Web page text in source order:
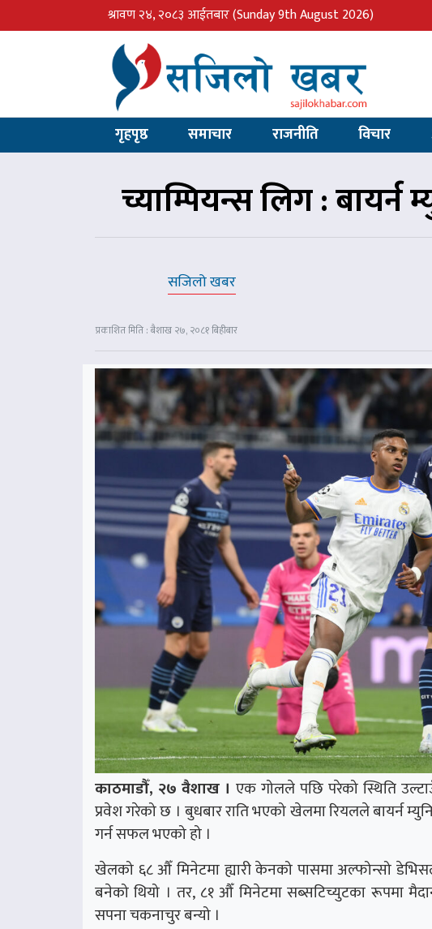
श्रावण २४, २०८३ आईतबार(Sunday 9th August 2026)
गृहपृष्ठ समाचार राजनीति विचार
च्याम्पियन्स लिग : बायर्न
सजिलो खबर
प्रकाशित मिति : बैशाख २७, २०८१ बिहीबार
काठमाडौँ, २७ वैशाख । एक गोलले पछि परेको स्थिति
प्रवेश गरेको छ । बुधबार राति भएको खेलमा रियलले बायर्न
गर्न सफल भएको हो ।
खेलको ६८ औँ मिनेटमा ह्यारी केनको पासमा अल्फोन्सो
बनेको थियो । तर, ८१ औँ मिनेटमा सब्सटिच्युटका रूपमा
सपना चकनाचुर बन्यो ।